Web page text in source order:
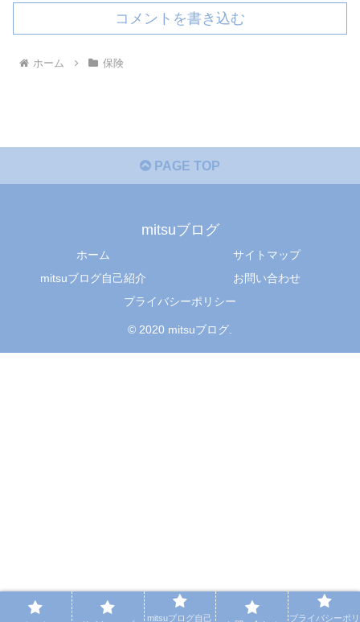
コメントを書き込む
ホーム 保険
PAGE TOP
mitsuブログ
ホーム
サイトマップ
mitsuブログ自己紹介
お問い合わせ
プライバシーポリシー
© 2020 mitsuブログ.
mitsuブログ自己 プライバシーポリ